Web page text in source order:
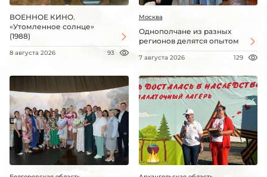
ВОЕННОЕ КИНО.
«Утомленное солнце»
(1988)
8 августа 2026 93
Москва
Однополчане из разных
регионов делятся опытом
7 августа 2026 129